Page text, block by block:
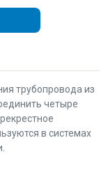
трубопровода из
четыре
в системах